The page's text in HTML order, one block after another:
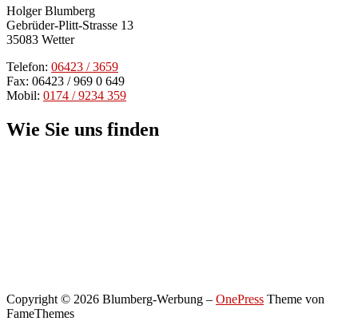
Holger Blumberg
Gebrüder-Plitt-Strasse 13
35083 Wetter
Telefon: 06423 / 3659
Fax: 06423 / 969 0 649
Mobil: 0174 / 9234 359
Wie Sie uns finden
Copyright © 2026 Blumberg-Werbung – OnePress Theme von
FameThemes